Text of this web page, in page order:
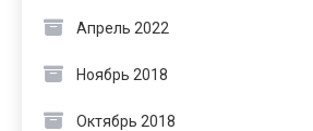
Апрель 2022
Ноябрь 2018
Октябрь 2018